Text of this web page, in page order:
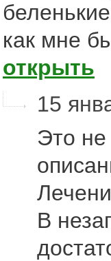
как мне
открыть
15
Это не
В